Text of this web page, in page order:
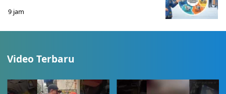
9 jam
Video Terbaru